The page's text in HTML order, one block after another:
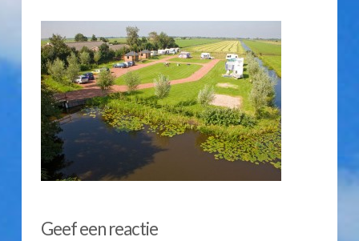
Inventaris
Prijslijst
Kampeerplaatsen
Arrangementen
Prijslijst
Geef een reactie